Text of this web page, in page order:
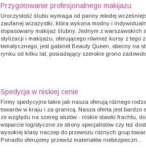
Przygotowanie profesjonalnego makijażu
Uroczystość ślubu wymaga od panny młodej
zaufanej wizażystki, która wykona modny i
dopasowany makijaż ślubny. Jednym z warszawskich
stylizacji i makijażu, oferującego również kursy z tego
tematycznego, jest gabinet Beauty Queen, obecny na
rynku od kilku lat, posiadający szerokie grono
Spedycja w niskiej cenie
Firmy spedycyjne takie jak nasza oferują różnego
towarów w kraju i za granicą. Nasza oferta jest bardzo
ze względu na szereg atutów - niskie stawki frachtu,
wsparcie logistyczne ze strony specjalistów czy też
wysokiej klasy naczep do przewozu różnych grup
Ponadto oferujemy przewóz materiałów niebezpieczn...